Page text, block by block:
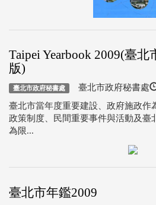
Taipei Yearbook 2009(臺
版)
臺北市政府秘書處 臺北市政府秘書處
臺北市當年度重要建設、政府施政作
政策制度、民間重要事件與活動及臺
為限...
臺北市年鑑2009